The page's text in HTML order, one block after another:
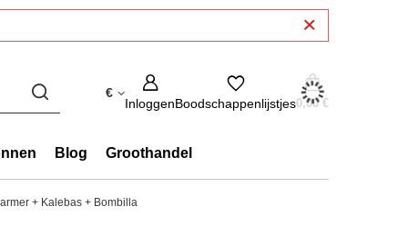
€
InloggenBoodschappenlijstjes0,00 €
Blog Groothandel
+ Kalebas + Bombilla